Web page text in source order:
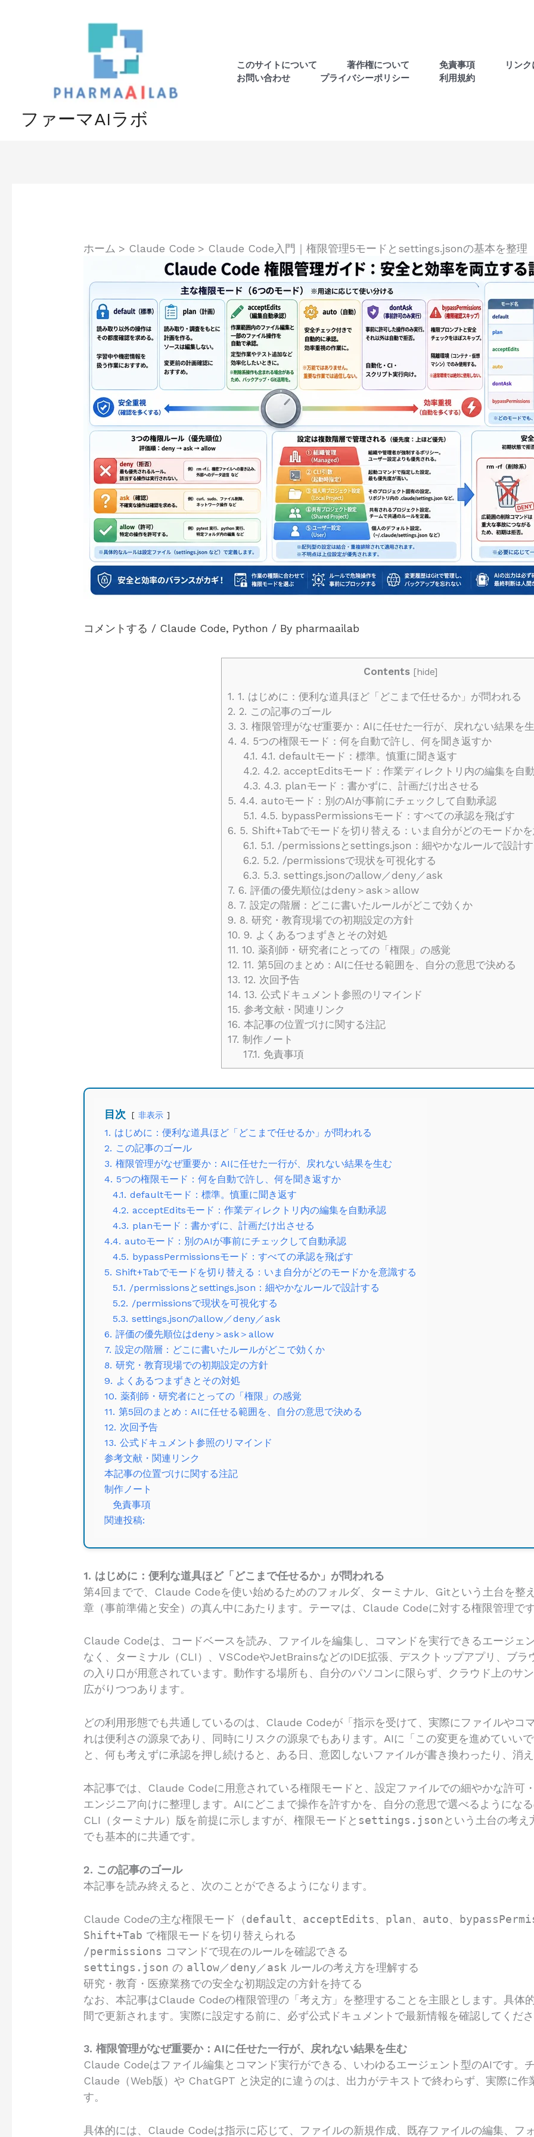
ファーマAIラボ
このサイトについて 著作権について 免責事項 リン
お問い合わせ
プライバシーポリシー 利用規約
ホーム Claude Code Claude Code入門｜権限管理5モードとsettings.jsonの基本を整理
コメントする / Claude Code, Python / By pharmaailab
Contents [hide]
1. 1. はじめに：便利な道具ほど「どこまで任せるか」が問われる
2. 2. この記事のゴール
3. 3. 権限管理がなぜ重要か：AIに任せた一行が、戻れない結果を
4. 4. 5つの権限モード：何を自動で許し、何を聞き返すか
4.1. 4.1. defaultモード：標準。慎重に聞き返す
4.2. 4.2. acceptEditsモード：作業ディレクトリ内の編集を自
4.3. 4.3. planモード：書かずに、計画だけ出させる
5. 4.4. autoモード：別のAIが事前にチェックして自動承認
5.1. 4.5. bypassPermissionsモード：すべての承認を飛ばす
6. 5. Shift+Tabでモードを切り替える：いま自分がどのモードかを
6.1. 5.1. /permissionsとsettings.json：細やかなルールで設計
6.2. 5.2. /permissionsで現状を可視化する
6.3. 5.3. settings.jsonのallow／deny／ask
7. 6. 評価の優先順位はdeny＞ask＞allow
8. 7. 設定の階層：どこに書いたルールがどこで効くか
9. 8. 研究・教育現場での初期設定の方針
10. 9. よくあるつまずきとその対処
11. 10. 薬剤師・研究者にとっての「権限」の感覚
12. 11. 第5回のまとめ：AIに任せる範囲を、自分の意思で決める
13. 12. 次回予告
14. 13. 公式ドキュメント参照のリマインド
15. 参考文献・関連リンク
16. 本記事の位置づけに関する注記
17. 制作ノート
17.1. 免責事項
目次 非表示
1. はじめに：便利な道具ほど「どこまで任せるか」が問われる
2. この記事のゴール
3. 権限管理がなぜ重要か：AIに任せた一行が、戻れない結果を生む
4. 5つの権限モード：何を自動で許し、何を聞き返すか
4.1. defaultモード：標準。慎重に聞き返す
4.2. acceptEditsモード：作業ディレクトリ内の編集を自動承認
4.3. planモード：書かずに、計画だけ出させる
4.4. autoモード：別のAIが事前にチェックして自動承認
4.5. bypassPermissionsモード：すべての承認を飛ばす
5. Shift+Tabでモードを切り替える：いま自分がどのモードかを意識する
5.1. /permissionsとsettings.json：細やかなルールで設計する
5.2. /permissionsで現状を可視化する
5.3. settings.jsonのallow／deny／ask
6. 評価の優先順位はdeny＞ask＞allow
7. 設定の階層：どこに書いたルールがどこで効くか
8. 研究・教育現場での初期設定の方針
9. よくあるつまずきとその対処
10. 薬剤師・研究者にとっての「権限」の感覚
11. 第5回のまとめ：AIに任せる範囲を、自分の意思で決める
12. 次回予告
13. 公式ドキュメント参照のリマインド
参考文献・関連リンク
本記事の位置づけに関する注記
制作ノート
免責事項
関連投稿:
1. はじめに：便利な道具ほど「どこまで任せるか」が問われる
第4回までで、Claude Codeを使い始めるためのフォルダ、ターミナル、Gitという土台を整
章（事前準備と安全）の真ん中にあたります。テーマは、Claude Codeに対する権限管理です
Claude Codeは、コードベースを読み、ファイルを編集し、コマンドを実行できるエージェ
なく、ターミナル（CLI）、VSCodeやJetBrainsなどのIDE拡張、デスクトップアプリ、ブラ
の入り口が用意されています。動作する場所も、自分のパソコンに限らず、クラウド上のサ
広がりつつあります。
どの利用形態でも共通しているのは、Claude Codeが「指示を受けて、実際にファイルやコ
れは便利さの源泉であり、同時にリスクの源泉でもあります。AIに「この変更を進めていい
と、何も考えずに承認を押し続けると、ある日、意図しないファイルが書き換わったり、消
本記事では、Claude Codeに用意されている権限モードと、設定ファイルでの細やかな許可
エンジニア向けに整理します。AIにどこまで操作を許すかを、自分の意思で選べるようにな
CLI（ターミナル）版を前提に示しますが、権限モードと settings.jsonという土台の考え
でも基本的に共通です。
2. この記事のゴール
本記事を読み終えると、次のことができるようになります。
Claude Codeの主な権限モード（default、 acceptEdits、 plan、 auto、
Shift+Tab で権限モードを切り替えられる
/permissions コマンドで現在のルールを確認できる
settings.json の allow／deny ／ask ルールの考え方を理解する
研究・教育・医療業務での安全な初期設定の方針を持てる
なお、本記事はClaude Codeの権限管理の「考え方」を整理することを主眼とします。具体
間で更新されます。実際に設定する前に、必ず公式ドキュメントで最新情報を確認してくださ
3. 権限管理がなぜ重要か：AIに任せた一行が、戻れない結果を生む
Claude Codeはファイル編集とコマンド実行ができる、いわゆるエージェント型のAIです。
Claude（Web版）や ChatGPT と決定的に違うのは、出力がテキストで終わらず、実際に作
す。
具体的には、Claude Codeは指示に応じて、ファイルの新規作成、既存ファイルの編集、フ